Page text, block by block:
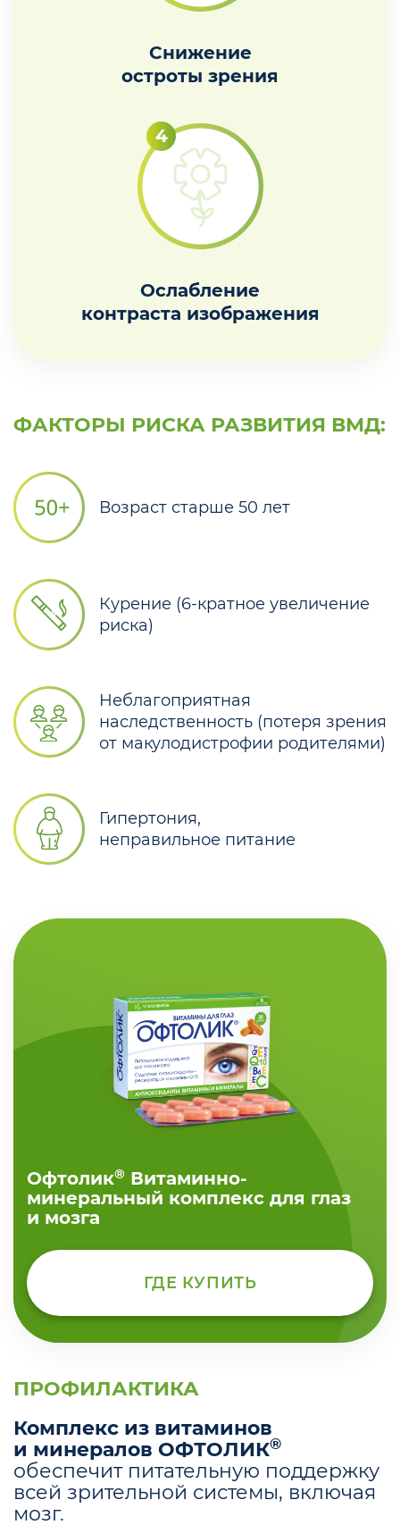
Снижение
остроты зрения
Ослабление
контраста изображения
ФАКТОРЫ РИСКА РАЗВИТИЯ ВМД:
Возраст старше 50 лет
Курение (6-кратное увеличение
риска)
Неблагоприятная
наследственность (потеря зрения
от макулодистрофии родителями)
Гипертония,
неправильное питание
Офтолик® Витаминно-
минеральный комплекс для глаз
и мозга
ГДЕ КУПИТЬ
ПРОФИЛАКТИКА
Комплекс из витаминов
и минералов ОФТОЛИК®
обеспечит питательную поддержку
всей зрительной системы, включая
мозг.